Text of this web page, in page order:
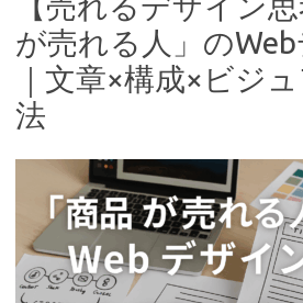
が売れる人」の
｜文章×構成×ビジ
法